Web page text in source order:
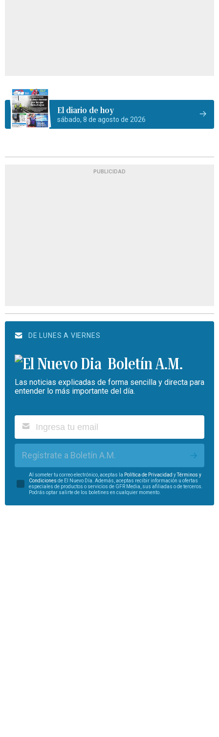
El diario de hoy
sábado, 8 de agosto de 2026
PUBLICIDAD
DE LUNES A VIERNES
Boletín A.M.
Las noticias explicadas de forma sencilla y directa para
entender lo más importante del día.
Regístrate a Boletín A.M.
Al someter tu correo electrónico, aceptas la Política de Privacidad yTérminos y
Condiciones de El Nuevo Día. Además, aceptas recibir información u ofertas
especiales de productos o servicios de GFR Media, sus afiliadas o de terceros.
Podrás optar salirte de los boletines en cualquier momento.